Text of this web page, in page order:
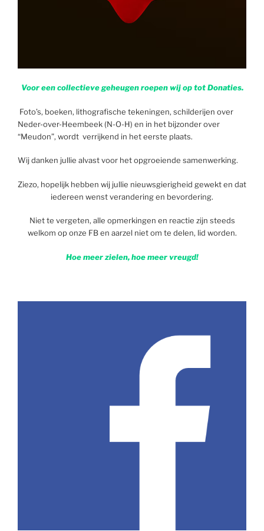
Voor een collectieve geheugen roepen wij op tot Donaties.
Foto’s, boeken, lithografische tekeningen, schilderijen over
Neder-over-Heembeek (N-O-H) en in het bijzonder over
“Meudon”, wordt verrijkend in het eerste plaats.
Wij danken jullie alvast voor het opgroeiende samenwerking.
Ziezo, hopelijk hebben wij jullie nieuwsgierigheid gewekt en dat
iedereen wenst verandering en bevordering.
Niet te vergeten, alle opmerkingen en reactie zijn steeds
welkom op onze FB en aarzel niet om te delen, lid worden.
Hoe meer zielen, hoe meer vreugd!